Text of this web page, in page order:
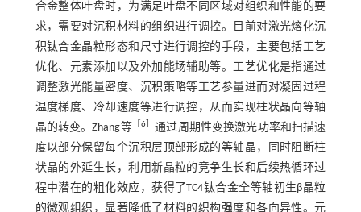
合金整体叶盘时，为满足叶盘不同区域对组织和性能的要
求，需要对沉积材料的组织进行调控。目前对激光熔化沉
积钛合金晶粒形态和尺寸进行调控的手段，主要包括工艺
优化、元素添加以及外加能场辅助等。工艺优化是指通过
调整激光能量密度、沉积策略等工艺参量进而对凝固过程
温度梯度、冷却速度等进行调控，从而实现柱状晶向等轴
晶的转变。Zhang等［ 6］通过周期性变换激光功率和扫描速
度以部分保留每个沉积层顶部形成的等轴晶，同时阻断柱
状晶的外延生长，利用新晶粒的竞争生长和后续热循环过
程中潜在的粗化效应，获得了TC4钛合金全等轴初生β晶粒
的微观组织，显著降低了材料的织构强度和各向异性。元